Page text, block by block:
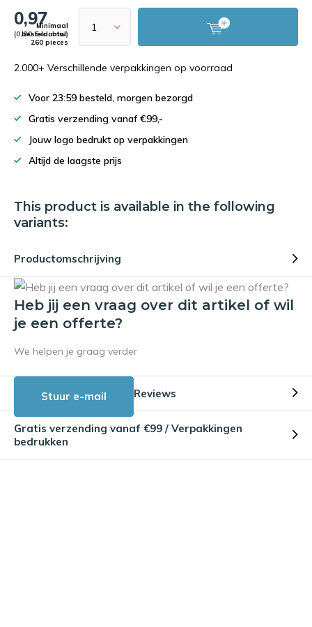
0,97
(0,80 Excl. btw)
Minimaal
bestelaantal:
260 pieces
2.000+ Verschillende verpakkingen op voorraad
Voor 23:59 besteld, morgen bezorgd
Gratis verzending vanaf €99,-
Jouw logo bedrukt op verpakkingen
Altijd de laagste prijs
This product is available in the following
variants:
Productomschrijving
Heb jij een vraag over dit artikel of wil
je een offerte?
We helpen je graag verder
Stuur e-mail Reviews
Gratis verzending vanaf €99 / Verpakkingen
bedrukken